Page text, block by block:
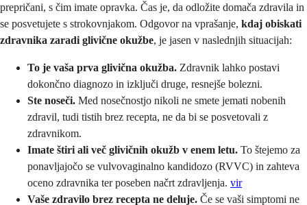
prepričani, s čim imate opravka. Čas je, da odložite domača zdravila in
se posvetujete s strokovnjakom. Odgovor na vprašanje, kdaj obiskati
zdravnika zaradi glivične okužbe, je jasen v naslednjih situacijah:
To je vaša prva glivična okužba. Zdravnik lahko postavi
dokončno diagnozo in izključi druge, resnejše bolezni.
Ste noseči. Med nosečnostjo nikoli ne smete jemati nobenih
zdravil, tudi tistih brez recepta, ne da bi se posvetovali z
zdravnikom.
Imate štiri ali več glivičnih okužb v enem letu. To štejemo za
ponavljajočo se vulvovaginalno kandidozo (RVVC) in zahteva
oceno zdravnika ter poseben načrt zdravljenja. vir
Vaše zdravilo brez recepta ne deluje. Če se vaši simptomi ne